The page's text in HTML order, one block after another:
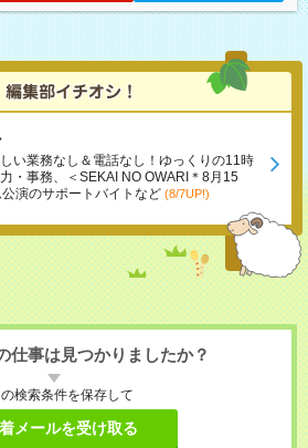
しい業務なし＆電話なし！ゆっくりの11時
・事務、＜SEKAI NO OWARI＊8月15
演のサポートバイトなど (8/7UP!)
仕事は見つかりましたか？
検索条件を保存して
メールを受け取る